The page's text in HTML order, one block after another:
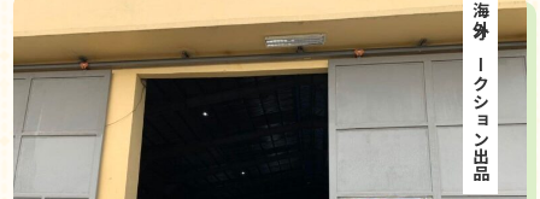
海外オークション出品